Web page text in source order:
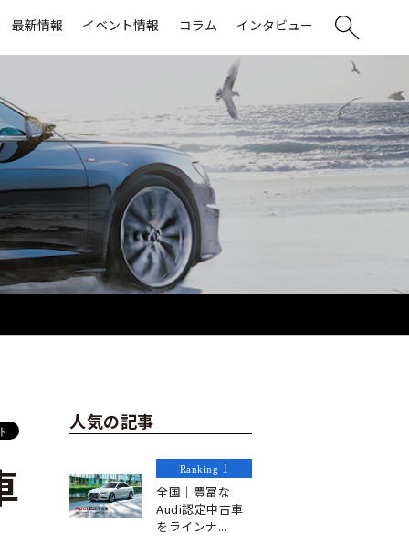
最新情報 イベント情報 コラム インタビュー
人気の記事
Ranking 1
全国｜豊富な
Audi認定中古車
をラインナ...